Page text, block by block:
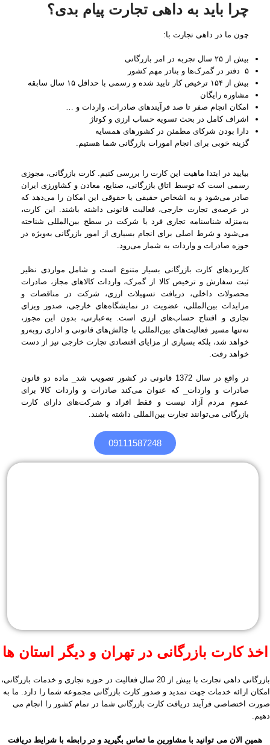
چرا باید به داهی تجارت پیام بدی؟
چون ما در داهی تجارت با:
بیش از ۲۵ سال تجربه در امر بازرگانی
۵ دفتر در گمرک‌ها و بنادر مهم کشور
بیش از ۱۵۴ ترخیص کار تایید شده و رسمی با حداقل ۱۵ سال سابقه
مشاوره رایگان
امکان انجام صفر تا صد فرآیند‌های صادرات، واردات و …
اشراف کامل در بحث تسویه حساب ارزی و کوتاژ
دارا بودن شرکای مطمئن در کشور‌های همسایه
گزینه خوبی برای انجام امورات بازرگانی شما هستیم.
بیایید در ابتدا ماهیت این کارت را بررسی کنیم. کارت بازرگانی، مجوزی
رسمی است که توسط اتاق بازرگانی، صنایع، معادن و کشاورزی ایران
صادر می‌شود و به اشخاص حقیقی یا حقوقی این امکان را می‌دهد که
در عرصه‌ی تجارت خارجی، فعالیت قانونی داشته باشند. این کارت،
به‌منزله‌ شناسنامه‌ تجاری فرد یا شرکت در سطح بین‌المللی شناخته
می‌شود و شرط اصلی برای انجام بسیاری از امور بازرگانی به‌ویژه در
حوزه صادرات و واردات به شمار می‌رود.
کاربردهای کارت بازرگانی بسیار متنوع است و شامل مواردی نظیر
ثبت سفارش و ترخیص کالا از گمرک، واردات کالاهای مجاز، صادرات
محصولات داخلی، دریافت تسهیلات ارزی، شرکت در مناقصات و
مزایدات بین‌المللی، عضویت در نمایشگاه‌های خارجی، صدور ویزای
تجاری و افتتاح حساب‌های ارزی است. به‌عبارتی، بدون این مجوز،
نه‌تنها مسیر فعالیت‌های بین‌المللی با چالش‌های قانونی و اداری روبه‌رو
خواهد شد، بلکه بسیاری از مزایای اقتصادی تجارت خارجی نیز از دست
خواهد رفت.
در واقع در سال 1372 قانونی در کشور تصویب شد_ ماده دو قانون
صادرات و واردات_ که عنوان می‌کند صادرات و واردات کالا برای
عموم مردم آزاد نیست و فقط افراد و شرکت‌های دارای کارت
بازرگانی می‌توانند تجارت بین‌المللی داشته باشند.
09111587248
اخذ کارت بازرگانی در تهران و دیگر استان ها
بازرگانی داهی تجارت با بیش از 20 سال فعالیت در حوزه تجاری و خدمات بازرگانی،
امکان ارائه خدمات جهت تمدید و صدور کارت بازرگانی مجموعه شما را دارد. ما به
صورت اختصاصی فرآیند دریافت کارت بازرگانی شما در تمام کشور را انجام می
دهیم.
همین الان می توانید با مشاورین ما تماس بگیرید و در رابطه با شرایط دریافت